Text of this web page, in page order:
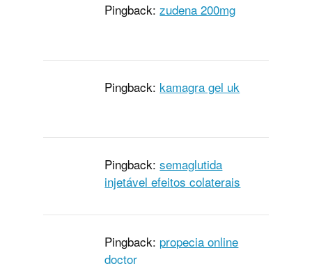
Pingback:zudena 200mg
Pingback: kamagra gel uk
Pingback:semaglutida
injetável efeitos colaterais
Pingback: propecia online
doctor